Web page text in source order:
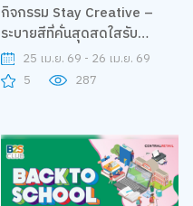
กิจกรรม Stay Creative –
ระบายสีที่คั่นสุดสดใสรับ
ซัมเมอร์ By Crayola
25 เม.ย. 69 - 26 เม.ย. 69
5
287